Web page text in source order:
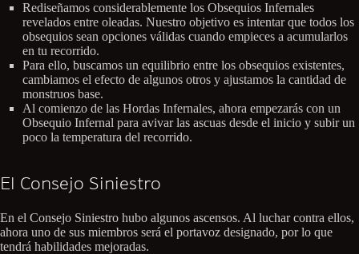
Rediseñamos considerablemente los Obsequios Infernales
revelados entre oleadas. Nuestro objetivo es intentar que todos los
obsequios sean opciones válidas cuando empieces a acumularlos
en tu recorrido.
Para ello, buscamos un equilibrio entre los obsequios existentes,
cambiamos el efecto de algunos otros y ajustamos la cantidad de
monstruos base.
Al comienzo de las Hordas Infernales, ahora empezarás con un
Obsequio Infernal para avivar las ascuas desde el inicio y subir un
poco la temperatura del recorrido.
El Consejo Siniestro
En el Consejo Siniestro hubo algunos ascensos. Al luchar contra ellos,
ahora uno de sus miembros será el portavoz designado, por lo que
tendrá habilidades mejoradas.